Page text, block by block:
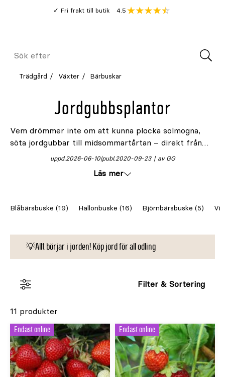
Fri frakt till butik
Genomsnitt
4.5
Meny
Sök
Trädgård Växter Bärbuskar
Jordgubbsplantor
Vem drömmer inte om att kunna plocka solmogna,
söta jordgubbar till midsommartårtan – direkt från
det egna landet?Jordgubbsplantor är lättodlade och
planteras de på en varm och solig plats i väldränerad,
läsa allt du behöver veta för att
odla jordgubbar
publ.2020-09-23
uppd.2026-06-10 av GG
Läs mer
Blåbärsbuske (19) Hallonbuske (16) Björnbärsbuske (5)
💡Allt börjar i jorden! Köp jord för all odling
Filter & Sortering
11 produkter
Endast online Endast online